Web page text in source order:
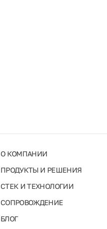
О КОМПАНИИ
ПРОДУКТЫ И РЕШЕНИЯ
СТЕК И ТЕХНОЛОГИИ
СОПРОВОЖДЕНИЕ
БЛОГ